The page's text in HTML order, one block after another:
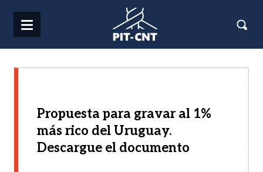
Propuesta para gravar al 1%
más rico del Uruguay.
Descargue el documento